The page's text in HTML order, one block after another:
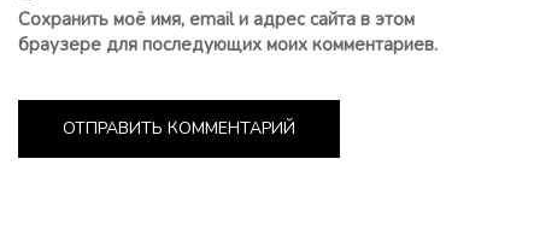
Сохранить моё имя, email и адрес сайта в этом
браузере для последующих моих комментариев.